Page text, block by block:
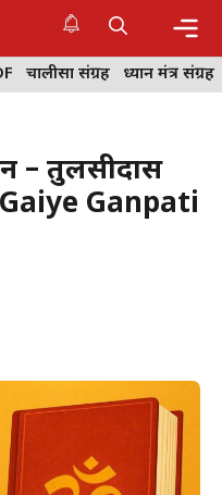
चालीसा संग्रह ध्यान मंत्र संग्रह
– तुलसीदास
Ganpati